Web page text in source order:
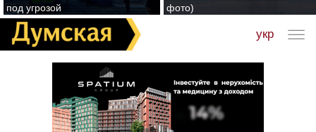
под угрозой
фото)
укр